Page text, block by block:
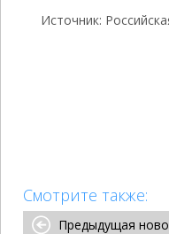
Источник:
Смотрите также:
Предыдущая